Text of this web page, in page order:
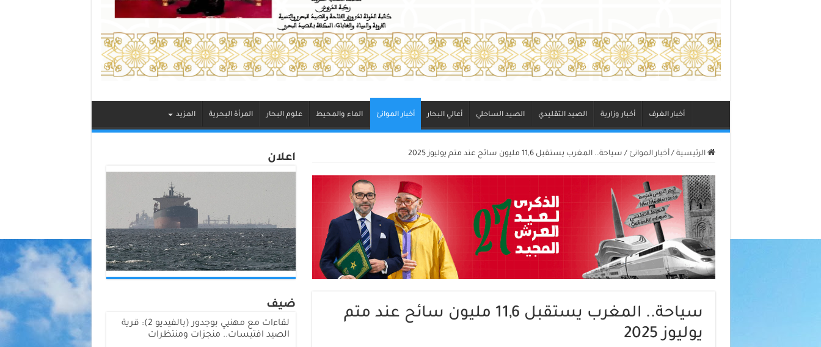
أخبار الغرف أخبار وزارية الصيد التقليدي الصيد الساحلي أعالي البحار أخبار الموانئ الماء والمحيط علوم البحار المرأة البحرية المزيد
الرئيسية / أخبار الموانئ / سياحة.. المغرب يستقبل 11,6 مليون سائح عند متم يوليوز 2025
سياحة.. المغرب يستقبل 11,6 مليون سائح عند متم
يوليوز 2025
اعلان
ضيف
لقاءات مع مهنيي بوجدور (بالفيديو 2): قرية
الصيد افتيسات.. منجزات ومنتظرات